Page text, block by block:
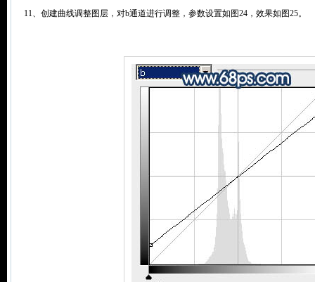
11、创建曲线调整图层，对b通道进行调整，参数设置如图24，效果如图25。